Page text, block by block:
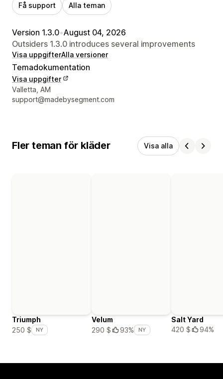
Få support Alla teman
Version 1.3.0•August 04, 2026
Outsiders 1.3.0 introduces several improvements
Visa uppgifterAlla versioner
Temadokumentation
Visa uppgifter
Designerns kontaktuppgifter
Valletta, AM
support@madebysegment.com
Fler teman för kläder Visa alla
Triumph
250 $
NY
Velum
290 $
93% NY
Salt Yard
420 $
94%